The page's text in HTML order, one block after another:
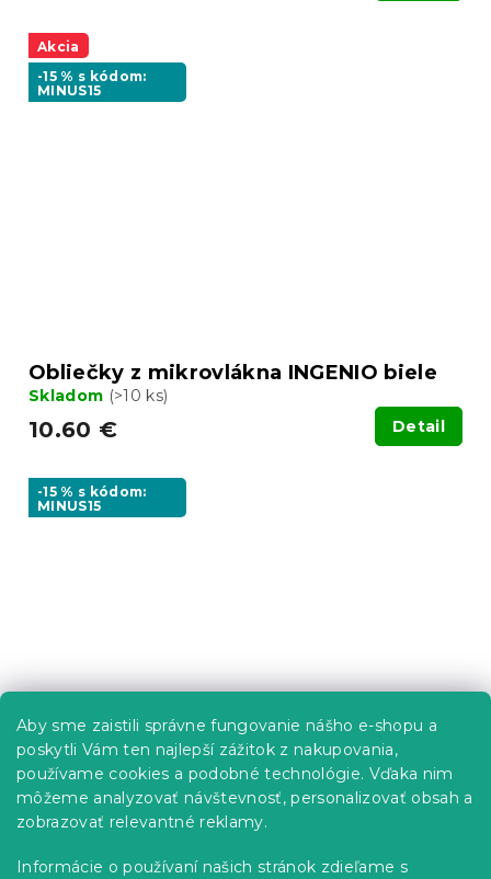
Aby sme zaistili správne fungovanie nášho e-shopu a
poskytli Vám ten najlepší zážitok z nakupovania,
používame cookies a podobné technológie. Vďaka nim
môžeme analyzovať návštevnosť, personalizovať obsah a
zobrazovať relevantné reklamy.
Informácie o používaní našich stránok zdieľame s
Akcia
-15 % s kódom:
MINUS15
Obliečky z mikrovlákna INGENIO biele
Skladom (>10 ks)
10.60 € Detail
-15 % s kódom:
MINUS15
Obliečky z mikrovlákna KOVENDI
Skladom (>10 ks)